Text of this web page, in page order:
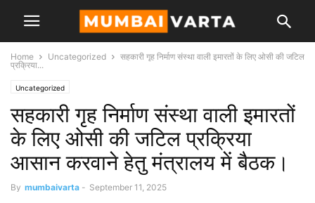
Home Uncategorized
सहकारी गृह निर्माण संस्था वाली इमारतों के लिए ओसी की जटिल
प्रक्रिया...
Uncategorized
सहकारी गृह निर्माण संस्था वाली इमारतों
के लिए ओसी की जटिल प्रक्रिया
आसान करवाने हेतु मंत्रालय में बैठक।
By mumbaivarta - September 11, 2025